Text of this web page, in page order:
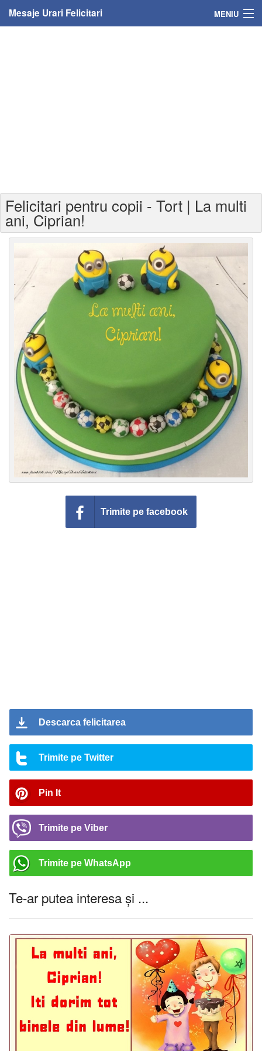
Mesaje Urari Felicitari MENIU
Felicitari varsta
Felicitari zilele anului
Felicitari zile saptamana
Felicitari muzicale
Felicitari muzicale personalizate
Felicitari animate
Invitatii personalizate
Conecteaza-te
Felicitari pentru copii - Tort | La multi
ani, Ciprian!
Trimite pe facebook
Descarca felicitarea
Trimite pe Twitter
Pin It
Trimite pe Viber
Trimite pe WhatsApp
Te-ar putea interesa și ...